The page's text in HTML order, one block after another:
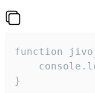
function
}